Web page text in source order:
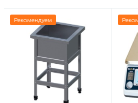
Рекомендуем